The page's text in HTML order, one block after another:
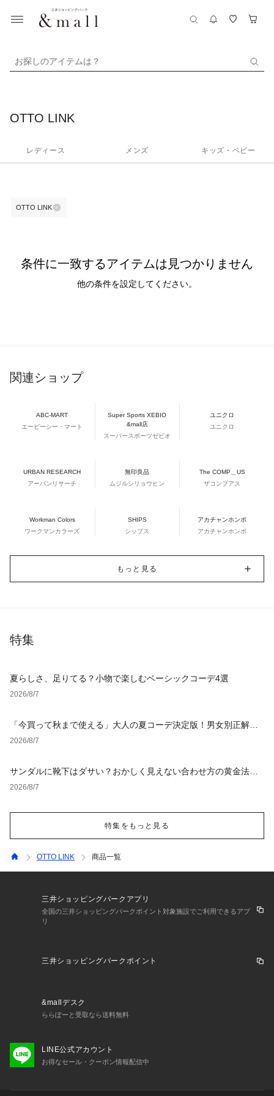
お探しのアイテムは？
OTTO LINK
レディース メンズ キッズ・ベビー
OTTO LINK
条件に一致するアイテムは見つかりません
他の条件を設定してください。
関連ショップ
ABC-MART
エービーシー・マート
Super Sports XEBIO
&mall店
スーパースポーツゼビオ
ユニクロ
ユニクロ
URBAN RESEARCH
アーバンリサーチ
無印良品
ムジルシリョウヒン
The COMP＿US
ザコンプアス
Workman Colors
ワークマンカラーズ
SHIPS
シップス
アカチャンホンポ
アカチャンホンポ
もっと見る
特集
夏らしさ、足りてる？小物で楽しむベーシックコーデ4選
2026/8/7
「今買って秋まで使える」大人の夏コーデ決定版！男女別正解ス
タイルとNGな着こなし
2026/8/7
サンダルに靴下はダサい？おかしく見えない合わせ方の黄金法則
と男女別おすすめコーデ
2026/8/7
特集をもっと見る
OTTO LINK 商品一覧
三井ショッピングパークアプリ
全国の三井ショッピングパークポイント対象施設でご利用できるアプ
リ
三井ショッピングパークポイント
&mallデスク
ららぽーと受取なら送料無料
LINE公式アカウント
お得なセール・クーポン情報配信中